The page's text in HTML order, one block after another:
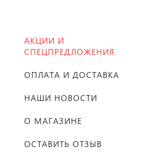
АКЦИИ И
СПЕЦПРЕДЛОЖЕНИЯ
ОПЛАТА И ДОСТАВКА
НАШИ НОВОСТИ
О МАГАЗИНЕ
ОСТАВИТЬ ОТЗЫВ